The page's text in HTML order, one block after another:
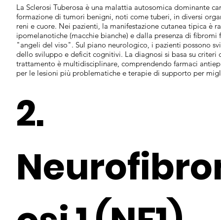
La Sclerosi Tuberosa è una malattia autosomica dominante
formazione di tumori benigni, noti come tuberi, in diversi
reni e cuore. Nei pazienti, la manifestazione cutanea tipica è
ipomelanotiche (macchie bianche) e dalla presenza di fibromi
"angeli del viso". Sul piano neurologico, i pazienti possono
dello sviluppo e deficit cognitivi. La diagnosi si basa su
trattamento è multidisciplinare, comprendendo farmaci
per le lesioni più problematiche e terapie di supporto per
2.